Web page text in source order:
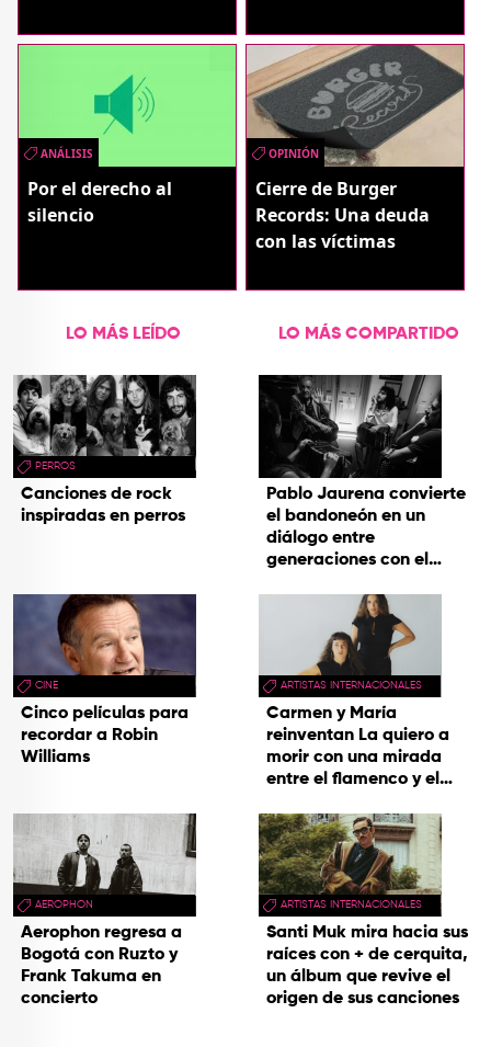
ANÁLISIS
Por el derecho al
silencio
OPINIÓN
Cierre de Burger
Records: Una deuda
con las víctimas
LO MÁS LEÍDO
PERROS
Canciones de rock
inspiradas en perros
CINE
Cinco películas para
recordar a Robin
Williams
AEROPHON
Aerophon regresa a
Bogotá con Ruzto y
Frank Takuma en
concierto
LO MÁS COMPARTIDO
Pablo Jaurena convierte
el bandoneón en un
diálogo entre
generaciones con el
hecho cenizas
ARTISTAS INTERNACIONALES
Carmen y María
reinventan La quiero a
morir con una mirada
entre el flamenco y el
ARTISTAS INTERNACIONALES
Santi Muk mira hacia sus
raíces con + de cerquita,
un álbum que revive el
origen de sus canciones